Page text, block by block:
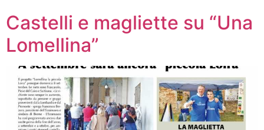
Castelli e magliette su “Una
Lomellina”